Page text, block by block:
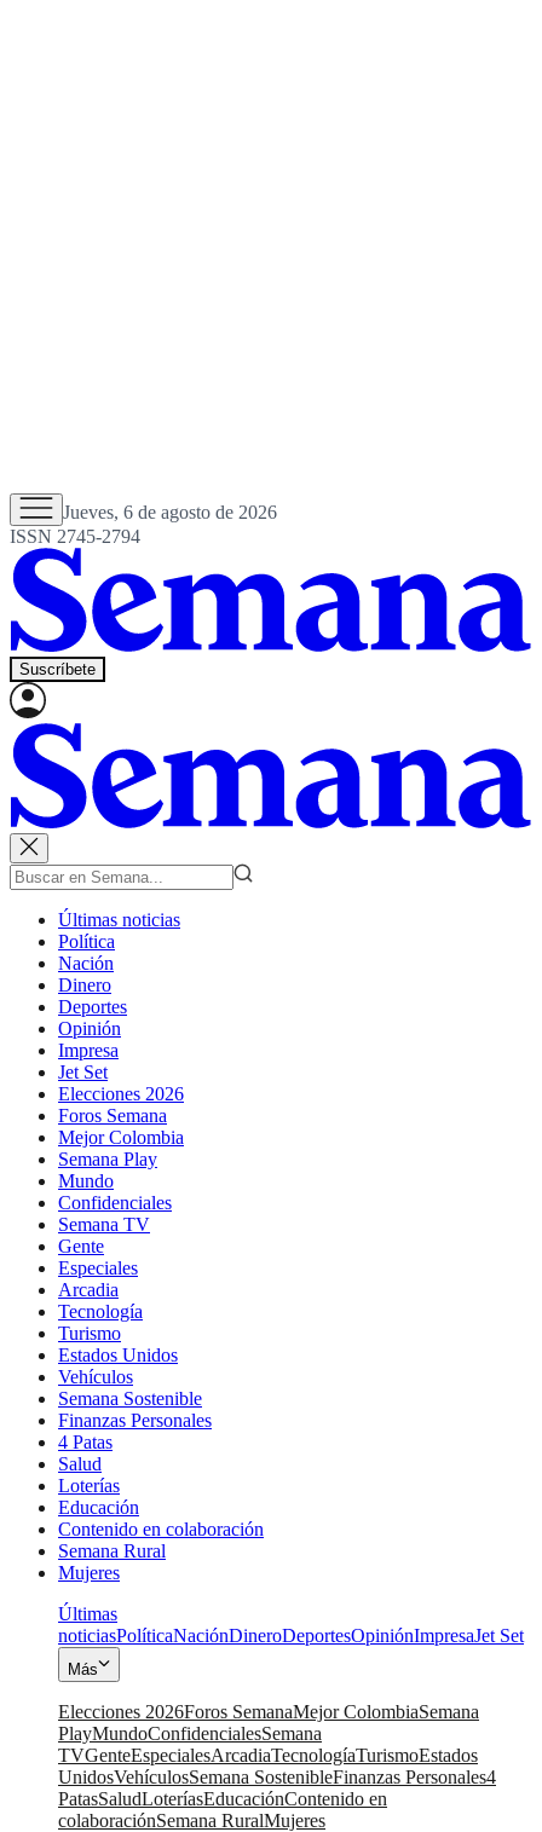
Jueves, 6 de agosto de 2026
ISSN 2745-2794
Suscríbete
Últimas noticias
Política
Nación
Dinero
Deportes
Opinión
Impresa
Jet Set
Elecciones 2026
Foros Semana
Mejor Colombia
Semana Play
Mundo
Confidenciales
Semana TV
Gente
Especiales
Arcadia
Tecnología
Turismo
Estados Unidos
Vehículos
Semana Sostenible
Finanzas Personales
4 Patas
Salud
Loterías
Educación
Contenido en colaboración
Semana Rural
Mujeres
Últimas
noticiasPolíticaNaciónDineroDeportesOpiniónImpresaJet Set
Más
Elecciones 2026Foros SemanaMejor ColombiaSemana
PlayMundoConfidencialesSemana
TVGenteEspecialesArcadiaTecnologíaTurismoEstados
UnidosVehículosSemana SostenibleFinanzas Personales4
PatasSaludLoteríasEducaciónContenido en
colaboraciónSemana RuralMujeres